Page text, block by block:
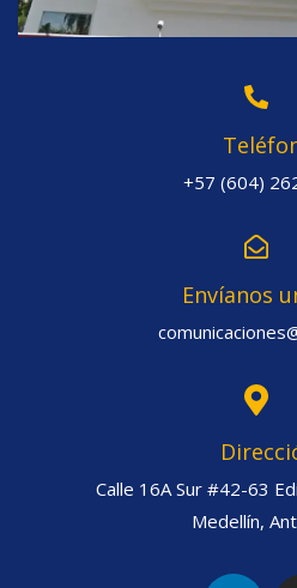
+57 (604)
Envíanos
Calle 16A Sur #42-63
Medellín,